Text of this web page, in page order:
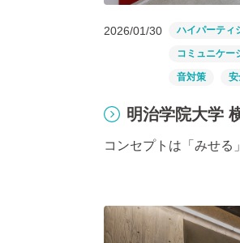
2026/01/30 ハイパーティ
コミュニケー
音対策
明治学院大学
コンセプトは「みせる